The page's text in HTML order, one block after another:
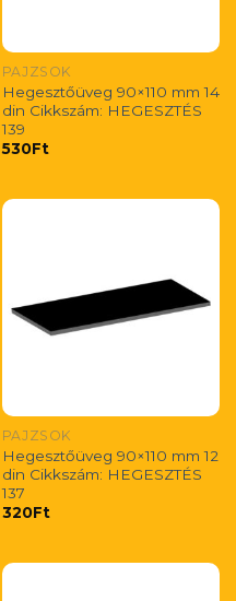
PAJZSOK
Hegesztőüveg 90×110 mm 14
din Cikkszám: HEGESZTÉS
139
530Ft
PAJZSOK
Hegesztőüveg 90×110 mm 12
din Cikkszám: HEGESZTÉS
137
320Ft